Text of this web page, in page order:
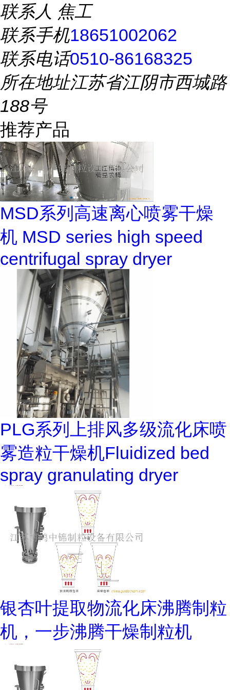
联系人 焦工
联系手机18651002062
联系电话0510-86168325
所在地址江苏省江阴市西城路
188号
推荐产品
MSD系列高速离心喷雾干燥
机 MSD series high speed
centrifugal spray dryer
PLG系列上排风多级流化床喷
雾造粒干燥机Fluidized bed
spray granulating dryer
银杏叶提取物流化床沸腾制粒
机，一步沸腾干燥制粒机